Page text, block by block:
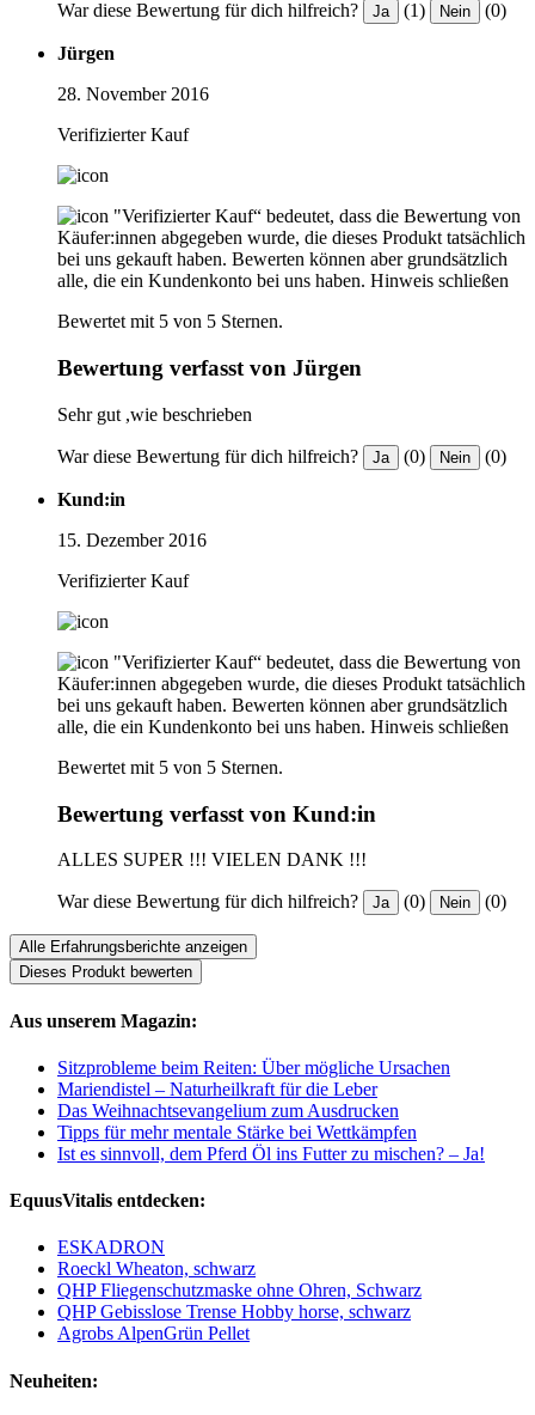
War diese Bewertung für dich hilfreich? Ja (1) Nein (0)
Jürgen
28. November 2016
Verifizierter Kauf
"Verifizierter Kauf“ bedeutet, dass die Bewertung von
Käufer:innen abgegeben wurde, die dieses Produkt tatsächlich
bei uns gekauft haben. Bewerten können aber grundsätzlich
alle, die ein Kundenkonto bei uns haben. Hinweis schließen
Bewertet mit 5 von 5 Sternen.
Bewertung verfasst von Jürgen
Sehr gut ,wie beschrieben
War diese Bewertung für dich hilfreich? Ja (0) Nein (0)
Kund:in
15. Dezember 2016
Verifizierter Kauf
"Verifizierter Kauf“ bedeutet, dass die Bewertung von
Käufer:innen abgegeben wurde, die dieses Produkt tatsächlich
bei uns gekauft haben. Bewerten können aber grundsätzlich
alle, die ein Kundenkonto bei uns haben. Hinweis schließen
Bewertet mit 5 von 5 Sternen.
Bewertung verfasst von Kund:in
ALLES SUPER !!! VIELEN DANK !!!
War diese Bewertung für dich hilfreich? Ja (0) Nein (0)
Alle Erfahrungsberichte anzeigen
Dieses Produkt bewerten
Aus unserem Magazin:
Sitzprobleme beim Reiten: Über mögliche Ursachen
Mariendistel – Naturheilkraft für die Leber
Das Weihnachtsevangelium zum Ausdrucken
Tipps für mehr mentale Stärke bei Wettkämpfen
Ist es sinnvoll, dem Pferd Öl ins Futter zu mischen? – Ja!
EquusVitalis entdecken:
ESKADRON
Roeckl Wheaton, schwarz
QHP Fliegenschutzmaske ohne Ohren, Schwarz
QHP Gebisslose Trense Hobby horse, schwarz
Agrobs AlpenGrün Pellet
Neuheiten: